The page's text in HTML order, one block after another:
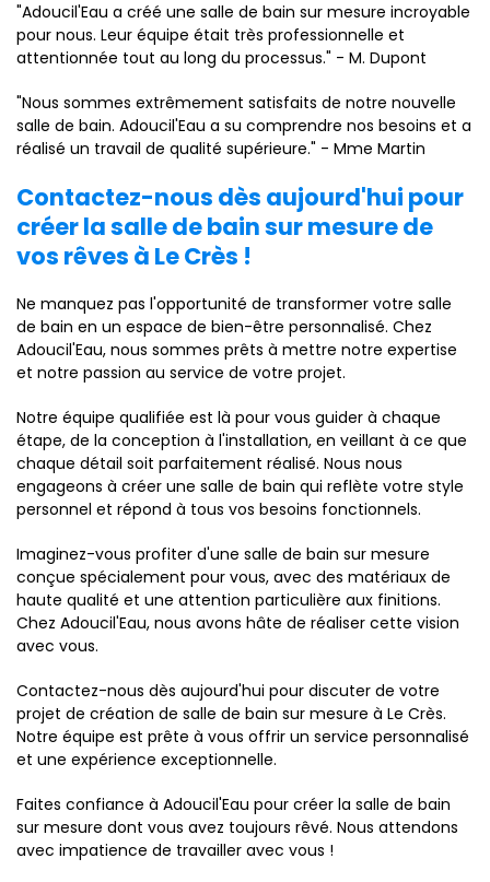
"Adoucil'Eau a créé une salle de bain sur mesure incroyable
pour nous. Leur équipe était très professionnelle et
attentionnée tout au long du processus." - M. Dupont
"Nous sommes extrêmement satisfaits de notre nouvelle
salle de bain. Adoucil'Eau a su comprendre nos besoins et a
réalisé un travail de qualité supérieure." - Mme Martin
Contactez-nous dès aujourd'hui pour
créer la salle de bain sur mesure de
vos rêves à Le Crès !
Ne manquez pas l'opportunité de transformer votre salle
de bain en un espace de bien-être personnalisé. Chez
Adoucil'Eau, nous sommes prêts à mettre notre expertise
et notre passion au service de votre projet.
Notre équipe qualifiée est là pour vous guider à chaque
étape, de la conception à l'installation, en veillant à ce que
chaque détail soit parfaitement réalisé. Nous nous
engageons à créer une salle de bain qui reflète votre style
personnel et répond à tous vos besoins fonctionnels.
Imaginez-vous profiter d'une salle de bain sur mesure
conçue spécialement pour vous, avec des matériaux de
haute qualité et une attention particulière aux finitions.
Chez Adoucil'Eau, nous avons hâte de réaliser cette vision
avec vous.
Contactez-nous dès aujourd'hui pour discuter de votre
projet de création de salle de bain sur mesure à Le Crès.
Notre équipe est prête à vous offrir un service personnalisé
et une expérience exceptionnelle.
Faites confiance à Adoucil'Eau pour créer la salle de bain
sur mesure dont vous avez toujours rêvé. Nous attendons
avec impatience de travailler avec vous !